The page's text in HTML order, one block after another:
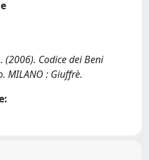
(2006). Codice dei Beni
MILANO : Giuffrè.